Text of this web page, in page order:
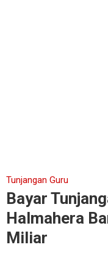
Tunjangan Guru
Bayar
Halmahera
Miliar